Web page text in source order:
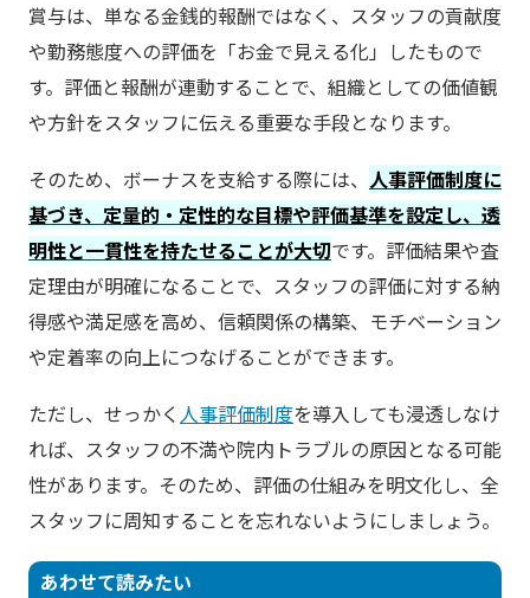
賞与は、単なる金銭的報酬ではなく、スタッフの貢献度
や勤務態度への評価を「お金で見える化」したもので
す。評価と報酬が連動することで、組織としての価値観
や方針をスタッフに伝える重要な手段となります。
そのため、ボーナスを支給する際には、 人事評価制度に
基づき、定量的・定性的な目標や評価基準を設定し、透
明性と一貫性を持たせることが大切です。評価結果や査
定理由が明確になることで、スタッフの評価に対する納
得感や満足感を高め、信頼関係の構築、モチベーション
や定着率の向上につなげることができます。
ただし、せっかく 人事評価制度を導入しても浸透しなけ
れば、スタッフの不満や院内トラブルの原因となる可能
性があります。そのため、評価の仕組みを明文化し、全
スタッフに周知することを忘れないようにしましょう。
あわせて読みたい